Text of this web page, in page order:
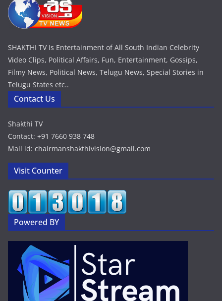
SHAKTHI TV Is Entertainment of All South Indian Celebrity
Video Clips, Political Affairs, Fun, Entertainment, Gossips,
Filmy News, Political News, Telugu News, Special Stories in
Telugu States etc..
Contact Us
Shakthi TV
Contact: +91 7660 938 748
Mail id: chairmanshakthivision@gmail.com
Visit Counter
Powered BY